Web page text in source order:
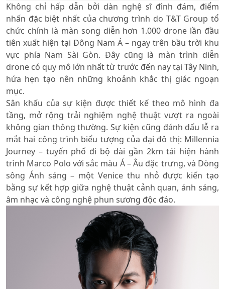
Không chỉ hấp dẫn bởi dàn nghệ sĩ đình đám, điểm
nhấn đặc biệt nhất của chương trình do T&T Group tổ
chức chính là màn song diễn hơn 1.000 drone lần đầu
tiên xuất hiện tại Đông Nam Á – ngay trên bầu trời khu
vực phía Nam Sài Gòn. Đây cũng là màn trình diễn
drone có quy mô lớn nhất từ trước đến nay tại Tây Ninh,
hứa hẹn tạo nên những khoảnh khắc thị giác ngoạn
mục.
Sân khấu của sự kiện được thiết kế theo mô hình đa
tầng, mở rộng trải nghiệm nghệ thuật vượt ra ngoài
không gian thông thường. Sự kiện cũng đánh dấu lễ ra
mắt hai công trình biểu tượng của đại đô thị: Millennia
Journey – tuyến phố đi bộ dài gần 2km tái hiện hành
trình Marco Polo với sắc màu Á – Âu đặc trưng, và Dòng
sông Ánh sáng – một Venice thu nhỏ được kiến tạo
bằng sự kết hợp giữa nghệ thuật cảnh quan, ánh sáng,
âm nhạc và công nghệ phun sương độc đáo.